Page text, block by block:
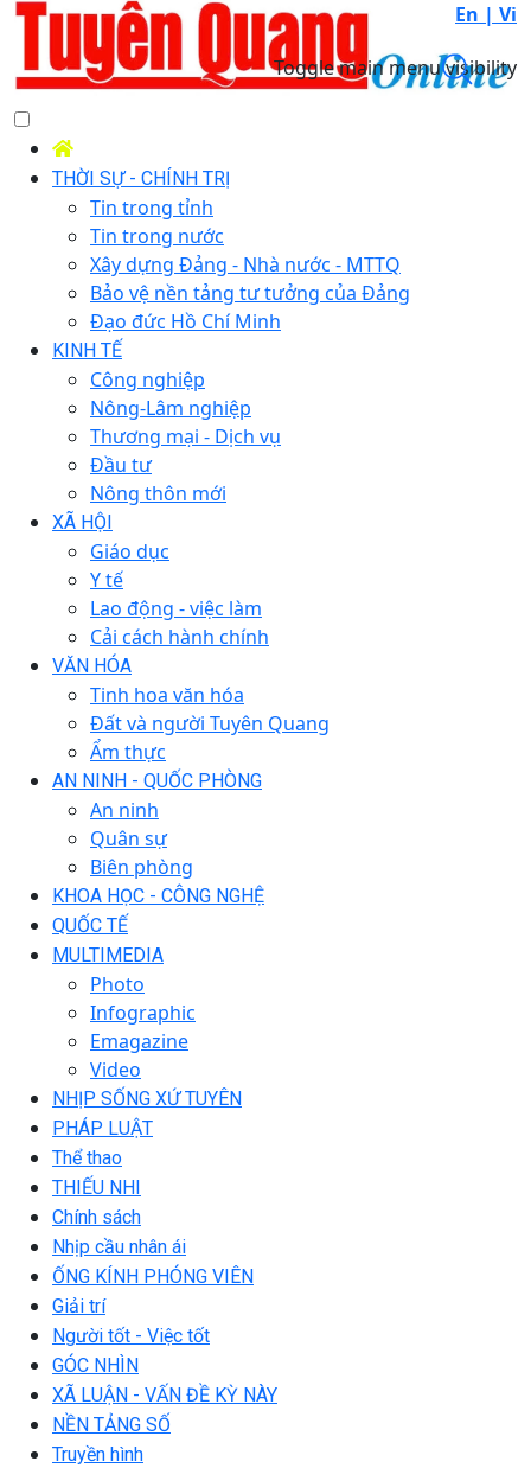
En | Vi
Toggle main menu visibility
THỜI SỰ - CHÍNH TRỊ
Tin trong tỉnh
Tin trong nước
Xây dựng Đảng - Nhà nước - MTTQ
Bảo vệ nền tảng tư tưởng của Đảng
Đạo đức Hồ Chí Minh
KINH TẾ
Công nghiệp
Nông-Lâm nghiệp
Thương mại - Dịch vụ
Đầu tư
Nông thôn mới
XÃ HỘI
Giáo dục
Y tế
Lao động - việc làm
Cải cách hành chính
VĂN HÓA
Tinh hoa văn hóa
Đất và người Tuyên Quang
Ẩm thực
AN NINH - QUỐC PHÒNG
An ninh
Quân sự
Biên phòng
KHOA HỌC - CÔNG NGHỆ
QUỐC TẾ
MULTIMEDIA
Photo
Infographic
Emagazine
Video
NHỊP SỐNG XỨ TUYÊN
PHÁP LUẬT
Thể thao
THIẾU NHI
Chính sách
Nhịp cầu nhân ái
ỐNG KÍNH PHÓNG VIÊN
Giải trí
Người tốt - Việc tốt
GÓC NHÌN
XÃ LUẬN - VẤN ĐỀ KỲ NÀY
NỀN TẢNG SỐ
Truyền hình